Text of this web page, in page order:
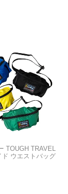
TOUGH TRAVEL
ド ウエストバッグ